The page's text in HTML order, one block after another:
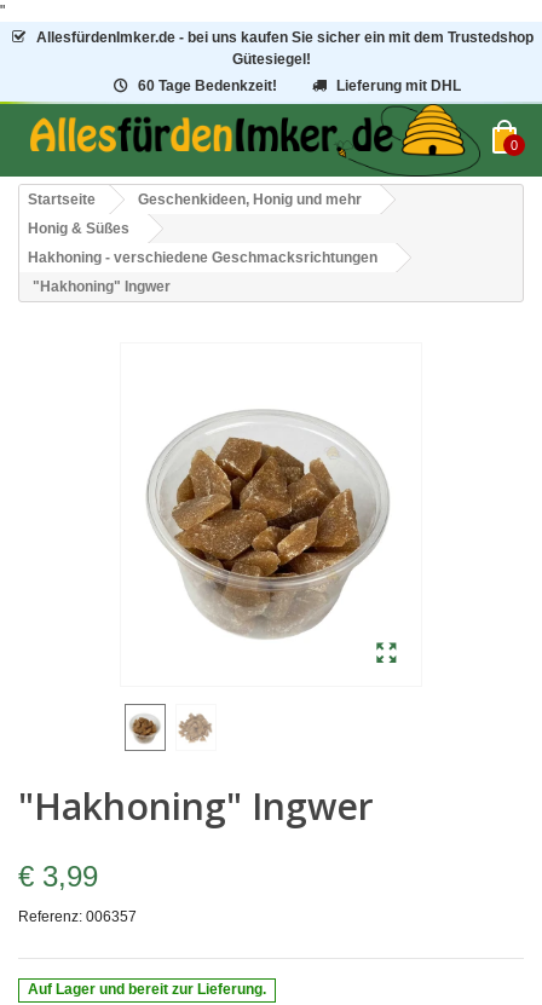
"
AllesfürdenImker.de - bei uns kaufen Sie sicher ein mit dem Trustedshop
Gütesiegel!
60 Tage Bedenkzeit!
Lieferung mit DHL
0
Startseite
Geschenkideen, Honig und mehr
Honig & Süßes
Hakhoning - verschiedene Geschmacksrichtungen
"Hakhoning" Ingwer
"Hakhoning" Ingwer
€ 3,99
Referenz: 006357
Auf Lager und bereit zur Lieferung.